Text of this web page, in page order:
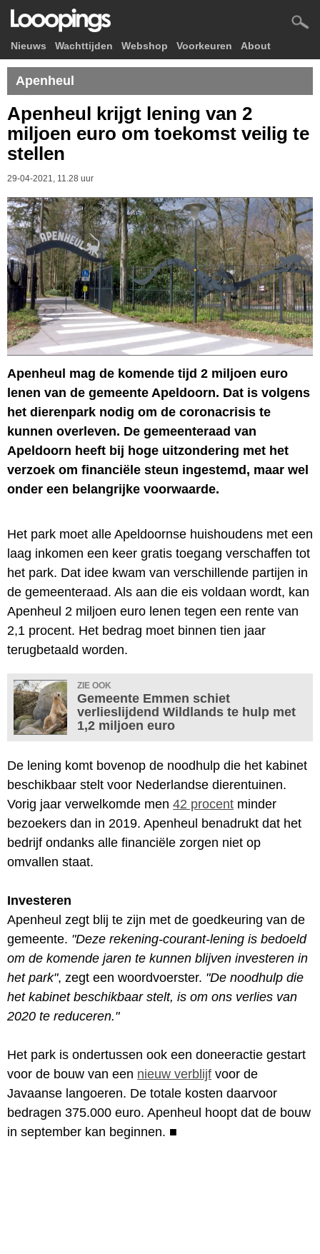
Nieuws Wachttijden Webshop Voorkeuren About
Apenheul
Apenheul krijgt lening van 2
miljoen euro om toekomst veilig te
stellen
29-04-2021, 11.28 uur
Apenheul mag de komende tijd 2 miljoen euro
lenen van de gemeente Apeldoorn. Dat is volgens
het dierenpark nodig om de coronacrisis te
kunnen overleven. De gemeenteraad van
Apeldoorn heeft bij hoge uitzondering met het
verzoek om financiële steun ingestemd, maar wel
onder een belangrijke voorwaarde.
Het park moet alle Apeldoornse huishoudens met een
laag inkomen een keer gratis toegang verschaffen tot
het park. Dat idee kwam van verschillende partijen in
de gemeenteraad. Als aan die eis voldaan wordt, kan
Apenheul 2 miljoen euro lenen tegen een rente van
2,1 procent. Het bedrag moet binnen tien jaar
terugbetaald worden.
ZIE OOK
Gemeente Emmen schiet
verlieslijdend Wildlands te hulp met
1,2 miljoen euro
De lening komt bovenop de noodhulp die het kabinet
beschikbaar stelt voor Nederlandse dierentuinen.
Vorig jaar verwelkomde men 42 procent minder
bezoekers dan in 2019. Apenheul benadrukt dat het
bedrijf ondanks alle financiële zorgen niet op
omvallen staat.
Investeren
Apenheul zegt blij te zijn met de goedkeuring van de
gemeente. "Deze rekening-courant-lening is bedoeld
om de komende jaren te kunnen blijven investeren in
het park", zegt een woordvoerster. "De noodhulp die
het kabinet beschikbaar stelt, is om ons verlies van
2020 te reduceren."
Het park is ondertussen ook een doneeractie gestart
voor de bouw van een nieuw verblijf voor de
Javaanse langoeren. De totale kosten daarvoor
bedragen 375.000 euro. Apenheul hoopt dat de bouw
in september kan beginnen. ■